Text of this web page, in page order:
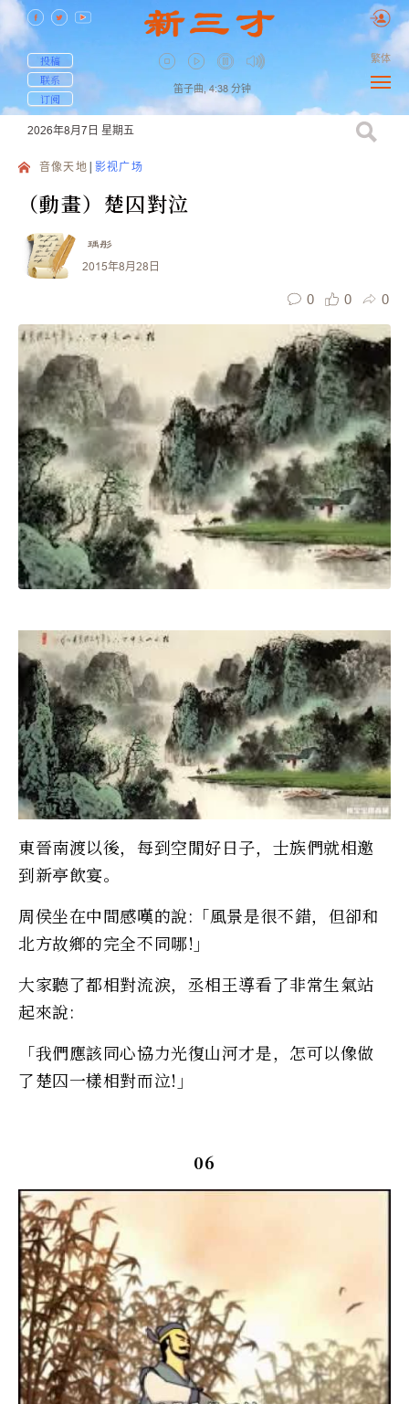
投稿
联系
订阅
笛子曲, 4:38 分钟
繁体
2026年8月7日 星期五
音像天地 影视广场
（動畫）楚囚對泣
瑀彤
2015年8月28日
0 0 0
東晉南渡以後，每到空閒好日子，士族們就相邀
到新亭飲宴。
周侯坐在中間感嘆的說:「風景是很不錯，但卻和
北方故鄉的完全不同哪!」
大家聽了都相對流淚，丞相王導看了非常生氣站
起來說:
「我們應該同心協力光復山河才是，怎可以像做
了楚囚一樣相對而泣!」
06